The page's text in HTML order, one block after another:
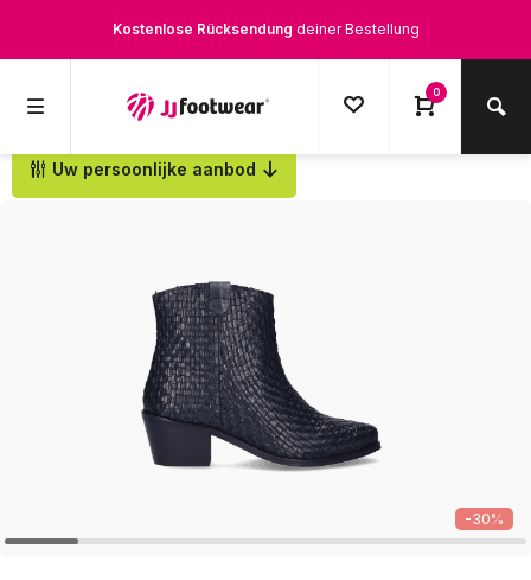
Kostenlose Rücksendung deiner Bestellung
0
Uw persoonlijke aanbod
Zurück
-30%